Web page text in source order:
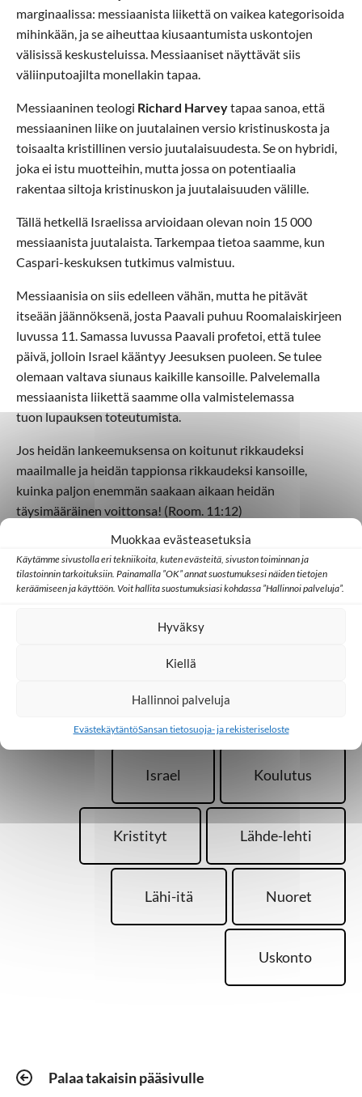
Muokkaa evästeasetuksia
Käytämme sivustolla eri tekniikoita, kuten evästeitä, sivuston toiminnan ja
tilastoinnin tarkoituksiin. Painamalla ”OK” annat suostumuksesi näiden tietojen
keräämiseen ja käyttöön. Voit hallita suostumuksiasi kohdassa ”Hallinnoi palveluja”.
Hyväksy
Kiellä
Hallinnoi palveluja
EvästekäytäntöSansan tietosuoja- ja rekisteriseloste
marginaalissa: messiaanista liikettä on vaikea kategorisoida
mihinkään, ja se aiheuttaa kiusaantumista uskontojen
välisissä keskusteluissa. Messiaaniset näyttävät siis
väliinputoajilta monellakin tapaa.
Messiaaninen teologi Richard Harveytapaa sanoa, että
messiaaninen liike on juutalainen versio kristinuskosta ja
toisaalta kristillinen versio juutalaisuudesta. Se on hybridi,
joka ei istu muotteihin, mutta jossa on potentiaalia
rakentaa siltoja kristinuskon ja juutalaisuuden välille.
Tällä hetkellä Israelissa arvioidaan olevan noin 15 000
messiaanista juutalaista. Tarkempaa tietoa saamme, kun
Caspari-keskuksen tutkimus valmistuu.
Messiaanisia on siis edelleen vähän, mutta he pitävät
itseään jäännöksenä, josta Paavali puhuu Roomalaiskirjeen
luvussa 11. Samassa luvussa Paavali profetoi, että tulee
päivä, jolloin Israel kääntyy Jeesuksen puoleen. Se tulee
olemaan valtava siunaus kaikille kansoille. Palvelemalla
messiaanista liikettä saamme olla valmistelemassa
tuon lupauksen toteutumista.
Jos heidän lankeemuksensa on koitunut rikkaudeksi
maailmalle ja heidän tappionsa rikkaudeksi kansoille,
kuinka paljon enemmän saakaan aikaan heidän
täysimääräinen voittonsa! (Room. 11:12)
Kirjoittaja on Caspari-keskuksen projektikoordinaattori ja
Lähetysyhdistys Kylväjän työntekijä. Kirjoitus on julkaistu
Israel Koulutus
Kristityt Lähde-lehti
Lähi-itä Nuoret
Uskonto
Palaa takaisin pääsivulle